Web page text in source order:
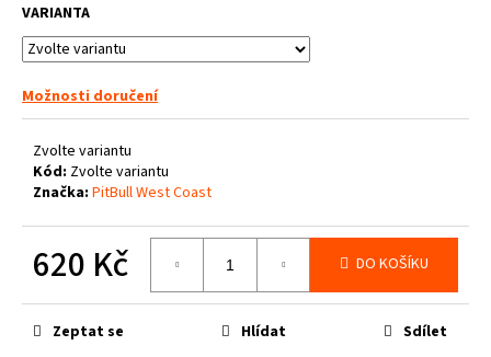
VARIANTA
Možnosti doručení
Zvolte variantu
Kód: Zvolte variantu
Značka: PitBull West Coast
620 Kč
cena:
DO KOŠÍKU
Zeptat se Hlídat Sdílet
D
o
p
o
u
u
m